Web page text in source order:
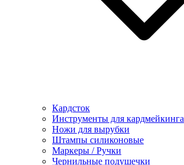
Кардсток
Инструменты для кардмейкинга
Ножи для вырубки
Штампы силиконовые
Маркеры / Ручки
Чернильные подушечки